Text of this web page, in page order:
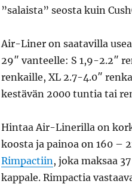
”salaista” seosta kuin
Air-Liner on saatavilla
29″ vanteelle: S 1,9-2.2″
renkaille, XL 2.7-4.0″
kestävän 2000 tuntia tai
Hintaa Air-Linerilla on
koosta ja painoa on 160 –
Rimpactiin , joka maksaa
kappale. Rimpactia